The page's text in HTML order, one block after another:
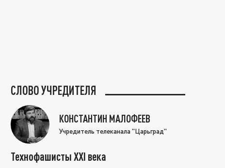
СЛОВО УЧРЕДИТЕЛЯ
КОНСТАНТИН МАЛОФЕЕВ
Учредитель телеканала "Царьград"
Технофашисты XXI века